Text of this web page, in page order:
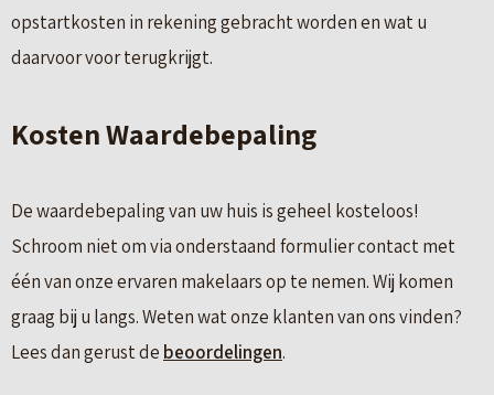
opstartkosten in rekening gebracht worden en wat u
daarvoor voor terugkrijgt.
Kosten Waardebepaling
De waardebepaling van uw huis is geheel kosteloos!
Schroom niet om via onderstaand formulier contact met
één van onze ervaren makelaars op te nemen. Wij komen
graag bij u langs. Weten wat onze klanten van ons vinden?
Lees dan gerust de beoordelingen.